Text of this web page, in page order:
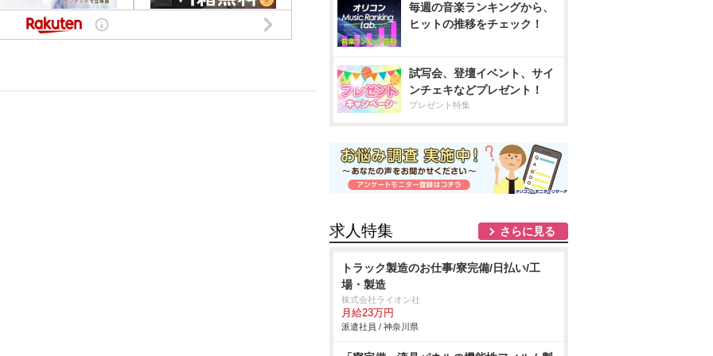
毎週の音楽ランキングから、
ヒットの推移をチェック！
試写会、登壇イベント、サイ
ンチェキなどプレゼント！
プレゼント特集
求人特集 さらに見る
トラック製造のお仕事/寮完備/日払い/工
場・製造
株式会社ライオン社
月給23万円
派遣社員 / 神奈川県